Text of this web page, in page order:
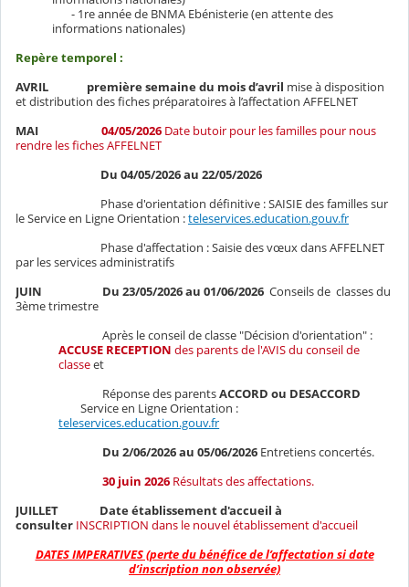
- 1re année de BNMA Ebénisterie (en attente des
informations nationales)
Repère temporel :
AVRIL
première semaine du mois d’avril mise à disposition
et distribution des fiches préparatoires à l’affectation AFFELNET
MAI
04/05/2026 Date butoir pour les familles pour nous
rendre les fiches AFFELNET
Du 04/05/2026 au 22/05/2026
Phase d'orientation définitive : SAISIE des familles sur
le Service en Ligne Orientation :teleservices.education.gouv.fr
Phase d'affectation : Saisie des vœux dans AFFELNET
par les services administratifs
JUIN Du 23/05/2026 au 01/06/2026 Conseils de classes du
3ème trimestre
Après le conseil de classe "Décision d'orientation" :
ACCUSE RECEPTIONdes parents de l'AVIS du conseil de
classeet
Réponse des parentsACCORD ou DESACCORD
Service en Ligne Orientation :
teleservices.education.gouv.fr
Du 2/06/2026 au 05/06/2026 Entretiens concertés.
30 juin 2026 Résultats des affectations.
JUILLET
Date établissement d'accueil à
consulter INSCRIPTION dans le nouvel établissement d'accueil
DATES IMPERATIVES (perte du bénéfice de l’affectation si date
d’inscription non observée)